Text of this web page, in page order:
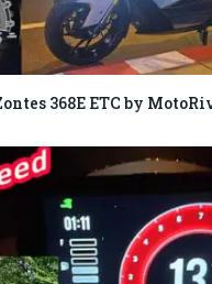
368E ETC by